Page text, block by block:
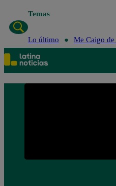
Temas
Lo último Me Caigo de